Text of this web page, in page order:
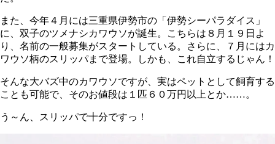
また、今年４月には三重県伊勢市の「伊勢シーパラダイス」
に、双子のツメナシカワウソが誕生。こちらは８月１９日よ
り、名前の一般募集がスタートしている。さらに、７月にはカ
ワウソ柄のスリッパまで登場。しかも、これ自立するじゃん！
そんな大バズ中のカワウソですが、実はペットとして飼育する
ことも可能で、そのお値段は１匹６０万円以上とか……。
う～ん、スリッパで十分ですっ！